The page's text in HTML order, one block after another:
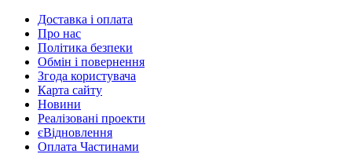
Доставка і оплата
Про нас
Політика безпеки
Обмін і повернення
Згода користувача
Карта сайту
Новини
Реалізовані проекти
єВідновлення
Оплата Частинами